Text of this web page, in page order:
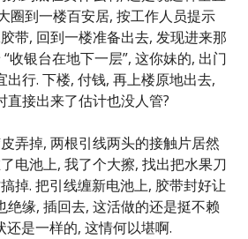
圈到一楼百安居, 按工作人员提示
带, 回到一楼准备出去, 发现进来那
收银台在地下一层”, 这你妹的, 出门
出行. 下楼, 付钱, 再上楼原地出去,
直接出来了估计也没人管?
弄掉, 两根引线两头的接触片居然
电池上, 我了个大擦, 找出把水果刀
掉. 把引线缠新电池上, 胶带封好让
绝缘, 插回去, 这活做的还是挺不赖
是一样的, 这情何以堪啊.